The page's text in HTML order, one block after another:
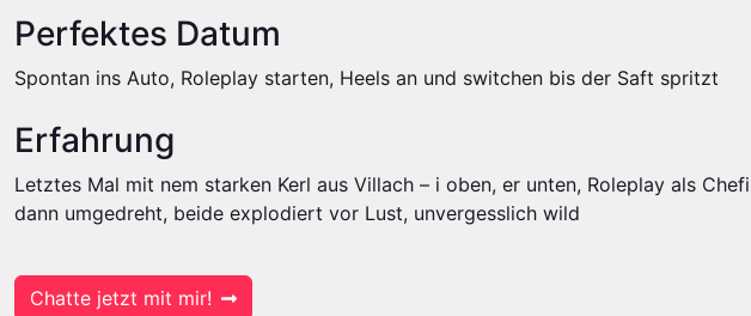
Perfektes Datum
Spontan ins Auto, Roleplay starten, Heels an und switchen bis der Saft spritzt
Erfahrung
Letztes Mal mit nem starken Kerl aus Villach – i oben, er unten, Roleplay als
dann umgedreht, beide explodiert vor Lust, unvergesslich wild
Chatte jetzt mit mir!